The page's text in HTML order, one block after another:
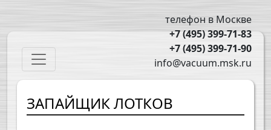
телефон в Москве
+7 (495) 399-71-83
+7 (495) 399-71-90
info@vacuum.msk.ru
Main navigation
ЗАПАЙЩИК ЛОТКОВ